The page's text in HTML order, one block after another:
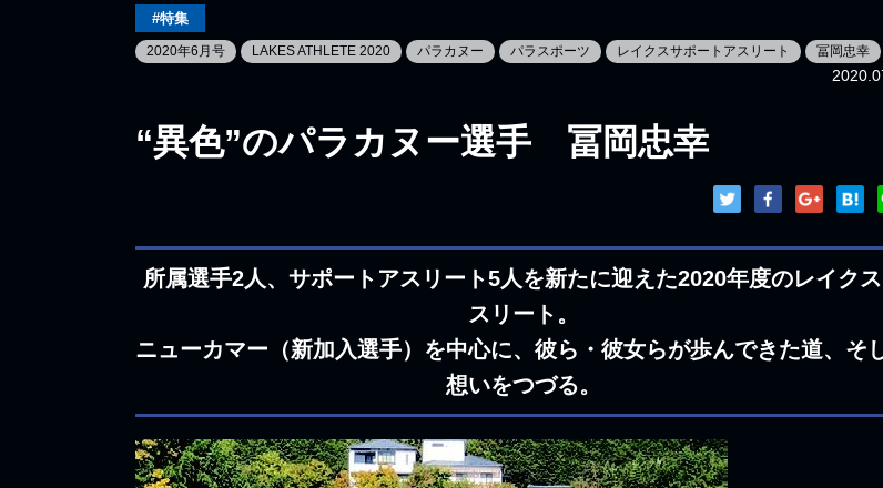
#特集
2020年6月号 LAKES ATHLETE 2020 パラカヌー パラスポーツ レイクスサポートアスリート 冨岡忠幸
“異色”のパラカヌー選手 冨岡忠幸
所属選手2人、サポートアスリート5人を新たに迎えた2020年度のレイク
スリート。
ニューカマー（新加入選手）を中心に、彼ら・彼女らが歩んできた道、そ
想いをつづる。